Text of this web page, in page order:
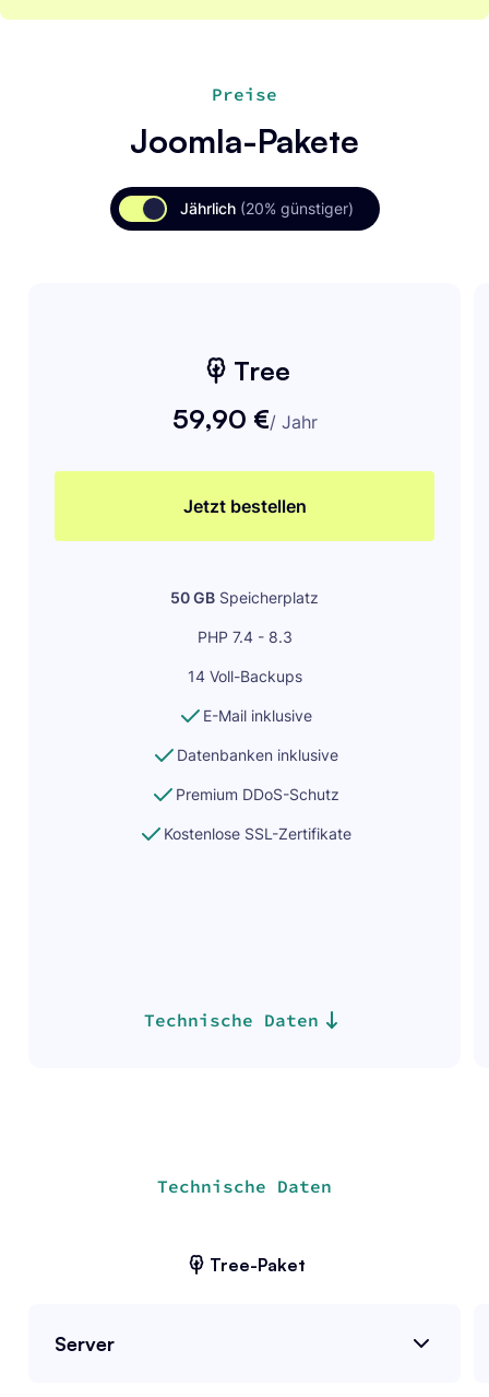
Preise
Joomla-Pakete
Jährlich (20% günstiger)
Tree
59,90 €/ Jahr
Jetzt bestellen
50 GB Speicherplatz
PHP 7.4 - 8.3
14 Voll-Backups
E-Mail inklusive
Datenbanken inklusive
Premium DDoS-Schutz
Kostenlose SSL-Zertifikate
Technische Daten
Technische Daten
Tree-Paket
Server